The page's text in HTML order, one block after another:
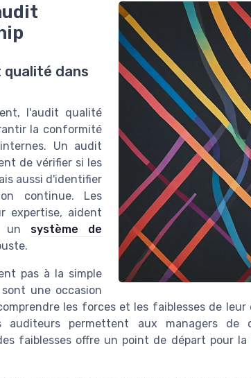
qualité dans
l'audit qualité
la conformité
Un audit
de vérifier si les
aussi d'identifier
continue. Les
expertise, aident
un système de
pas à la simple
une occasion
les forces et les faiblesses de
permettent aux managers de
faiblesses offre un point de départ pour